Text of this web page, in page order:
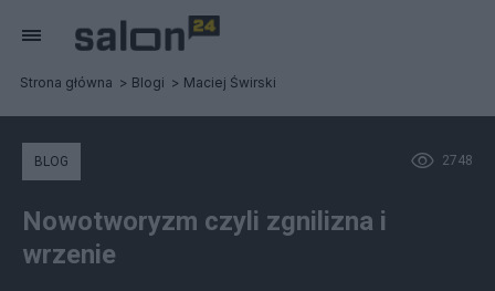
Strona główna Blogi Maciej Świrski
2748
BLOG
Nowotworyzm czyli zgnilizna i
wrzenie